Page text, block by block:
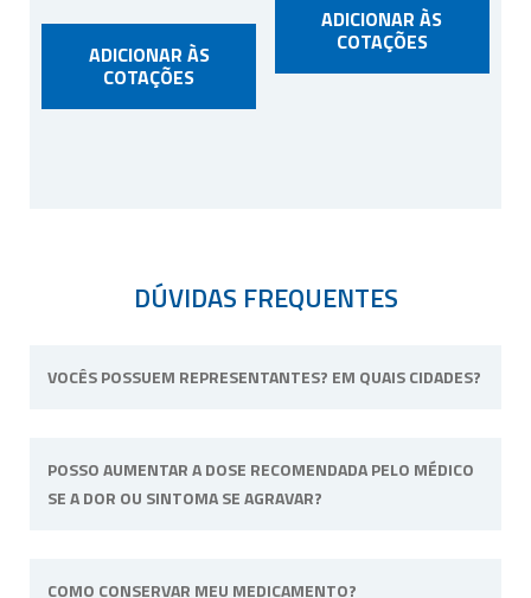
ADICIONAR ÀS
COTAÇÕES
ADICIONAR ÀS
COTAÇÕES
DÚVIDAS FREQUENTES
VOCÊS POSSUEM REPRESENTANTES? EM QUAIS CIDADES?
unidade física fica situada em Ribeirão Preto,
interior de São Paulo.
POSSO AUMENTAR A DOSE RECOMENDADA PELO MÉDICO
SE A DOR OU SINTOMA SE AGRAVAR?
acompanha para alterar a dose ou posologia
COMO CONSERVAR MEU MEDICAMENTO?